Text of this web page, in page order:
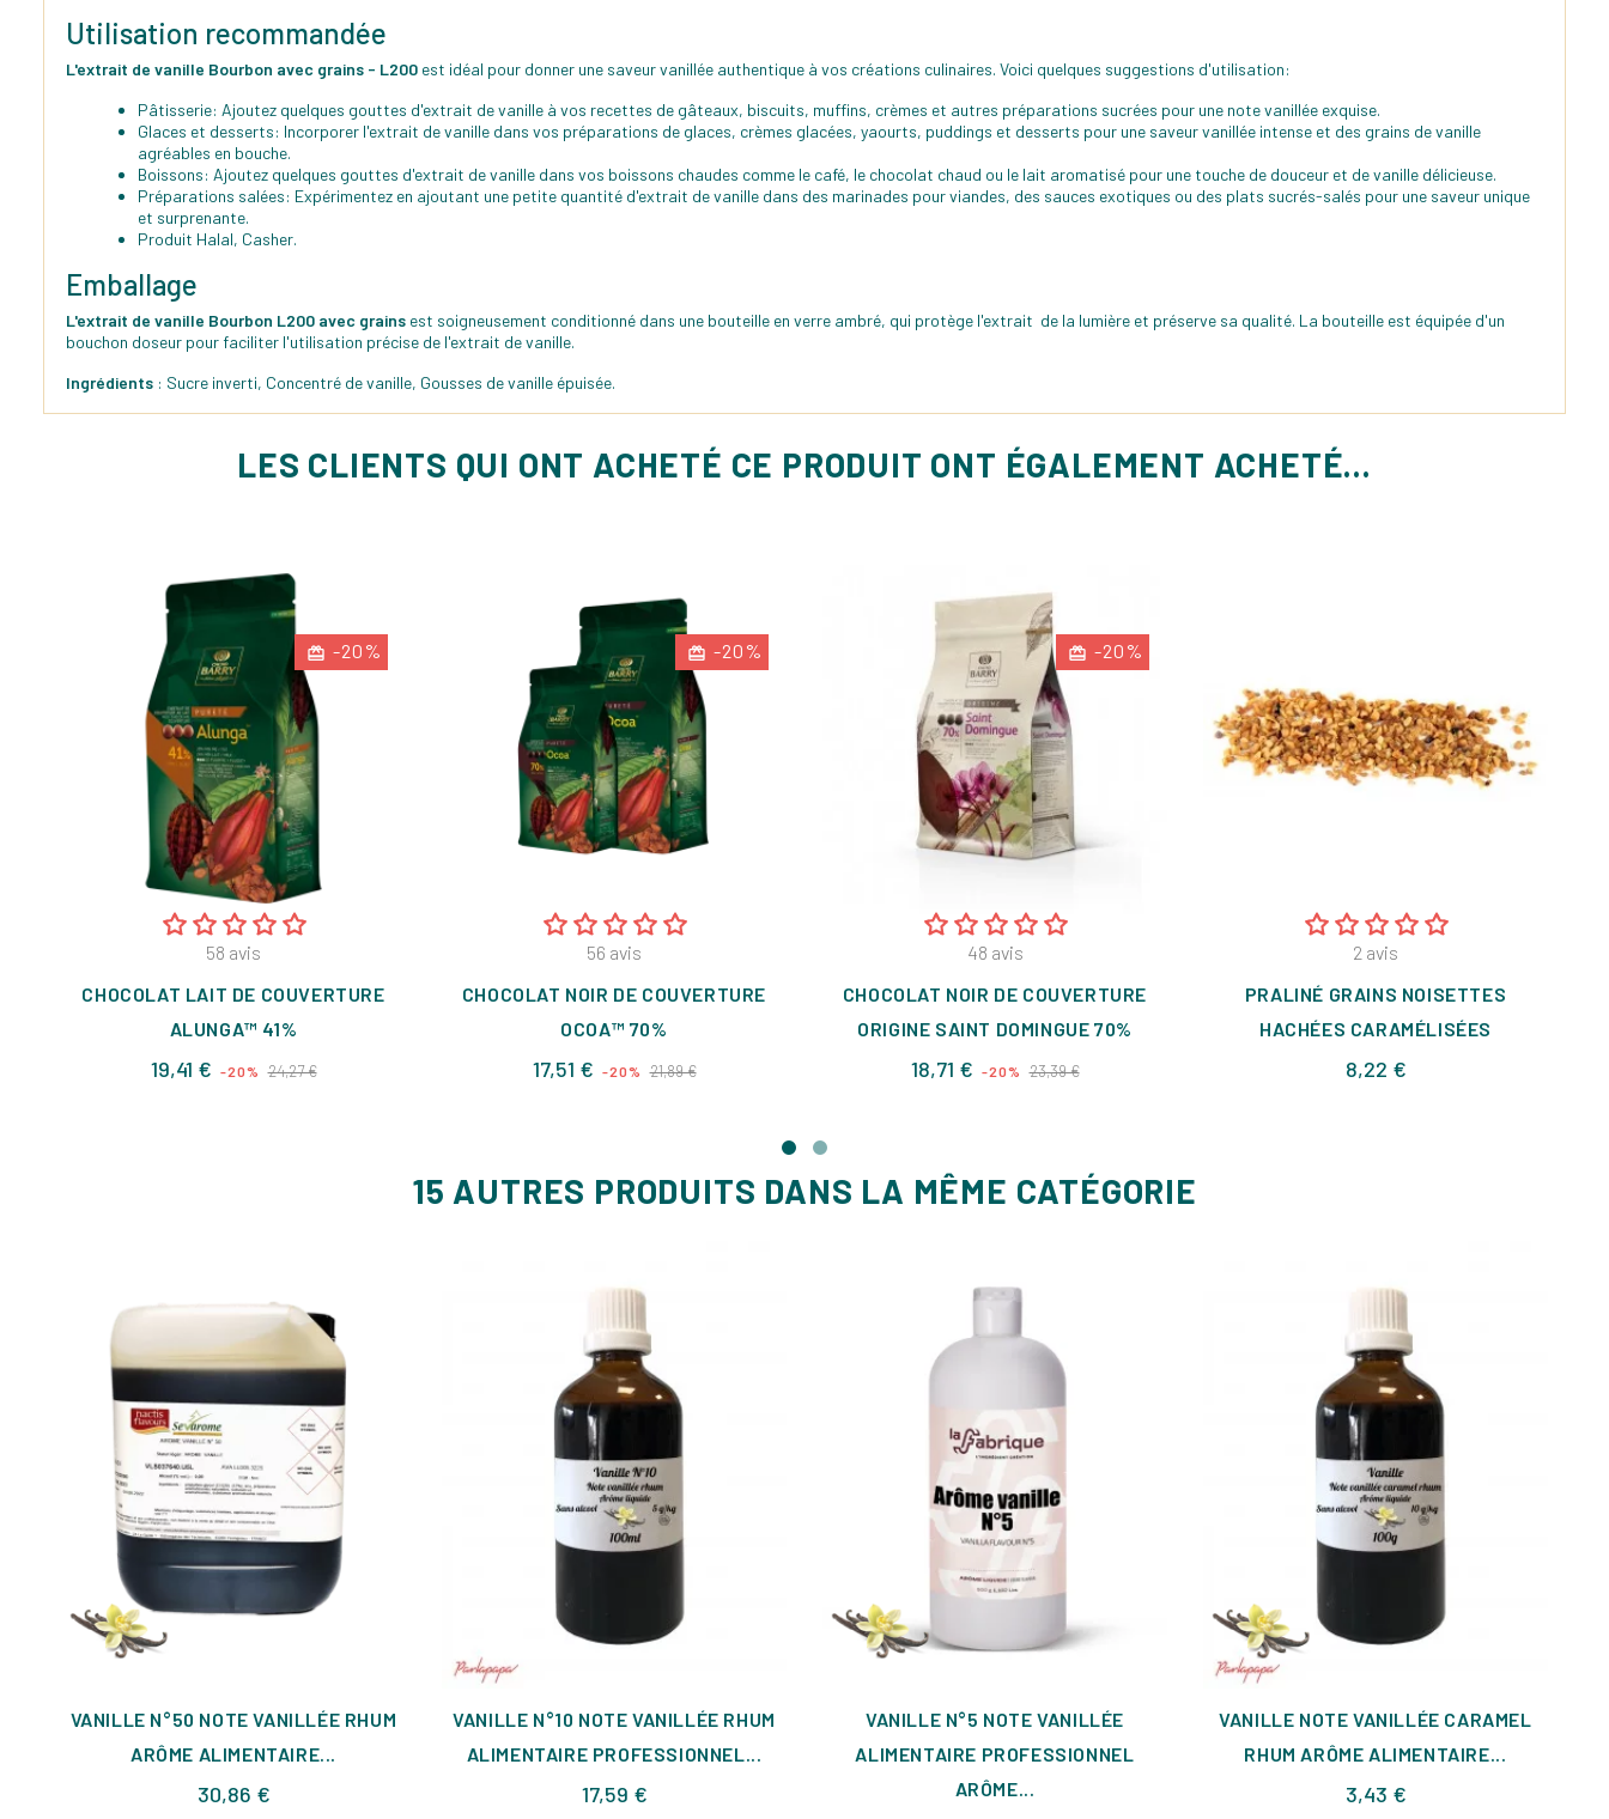
Utilisation recommandée
L'extrait de vanille Bourbon avec grains - L200 est idéal pour donner une saveur vanillée authentique à vos créations culinaires. Voici quelques suggestions d'utilisation:
Pâtisserie: Ajoutez quelques gouttes d'extrait de vanille à vos recettes de gâteaux, biscuits, muffins, crèmes et autres préparations sucrées pour une note vanillée exquise.
Glaces et desserts: Incorporer l'extrait de vanille dans vos préparations de glaces, crèmes glacées, yaourts, puddings et desserts pour une saveur vanillée intense et des grains de vanille
agréables en bouche.
Boissons: Ajoutez quelques gouttes d'extrait de vanille dans vos boissons chaudes comme le café, le chocolat chaud ou le lait aromatisé pour une touche de douceur et de vanille délicieuse.
Préparations salées: Expérimentez en ajoutant une petite quantité d'extrait de vanille dans des marinades pour viandes, des sauces exotiques ou des plats sucrés-salés pour une saveur unique
et surprenante.
Produit Halal, Casher.
Emballage
L'extrait de vanille Bourbon L200 avec grains est soigneusement conditionné dans une bouteille en verre ambré, qui protège l'extrait de la lumière et préserve sa qualité. La bouteille est équipée d'un
bouchon doseur pour faciliter l'utilisation précise de l'extrait de vanille.
Ingrédients : Sucre inverti, Concentré de vanille, Gousses de vanille épuisée.
LES CLIENTS QUI ONT ACHETÉ CE PRODUIT ONT ÉGALEMENT ACHETÉ...
-20%
58 avis
CHOCOLAT LAIT DE COUVERTURE
ALUNGA™ 41%
19,41 € Prix
-20% 24,27 €Prix
-20%
56 avis
CHOCOLAT NOIR DE COUVERTURE
OCOA™ 70%
17,51 € Prix
-20% 21,89 €Prix
-20%
48 avis
CHOCOLAT NOIR DE COUVERTURE
ORIGINE SAINT DOMINGUE 70%
18,71 € Prix
-20% 23,39 €Prix
2 avis
PRALINÉ GRAINS NOISETTES
HACHÉES CARAMÉLISÉES
8,22 €Prix
15 AUTRES PRODUITS DANS LA MÊME CATÉGORIE
VANILLE N°50 NOTE VANILLÉE RHUM
ARÔME ALIMENTAIRE...
30,86 €Prix
VANILLE N°10 NOTE VANILLÉE RHUM
ALIMENTAIRE PROFESSIONNEL...
17,59 €Prix
VANILLE N°5 NOTE VANILLÉE
ALIMENTAIRE PROFESSIONNEL
ARÔME...
VANILLE NOTE VANILLÉE CARAMEL
RHUM ARÔME ALIMENTAIRE...
3,43 €Prix